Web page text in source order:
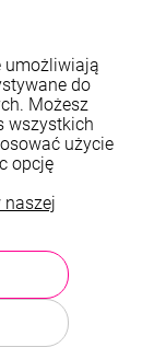
Rzeszów, woj.
989 669
umożliwiają
do
Możesz
wszystkich
użycie
opcję
naszej